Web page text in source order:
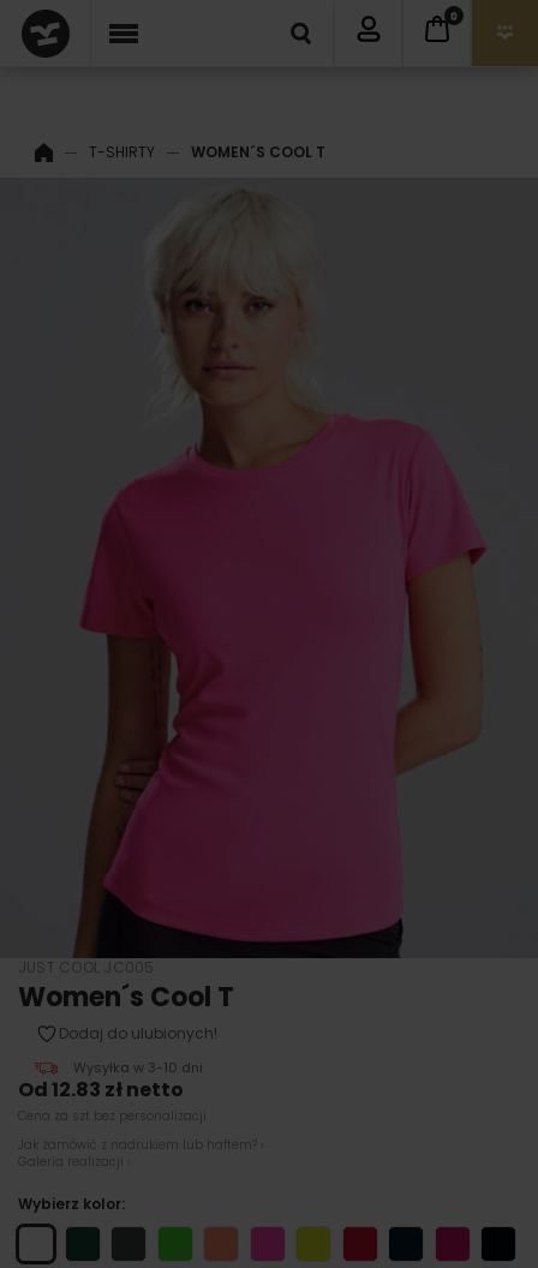
0
T-SHIRTY WOMEN´S COOL T
JUST COOL JC005
Women´s Cool T
Dodaj do ulubionych!
Wysyłka w 3-10 dni
Od 12.83 zł netto
Cena za szt bez personalizacji
Jak zamówić z nadrukiem lub haftem? ›
Galeria realizacji ›
Wybierz kolor: